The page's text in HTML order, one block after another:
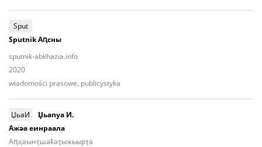
Sput
Sputnik Аԥсны
sputnik-abkhazia.info
2020
wiadomości prasowe, publicystyka
ЏьаИ
Џьапуа И.
Ажәа еинраала
Аԥ­ҳәынҭ­шәҟәҭы­жьыp­ҭа